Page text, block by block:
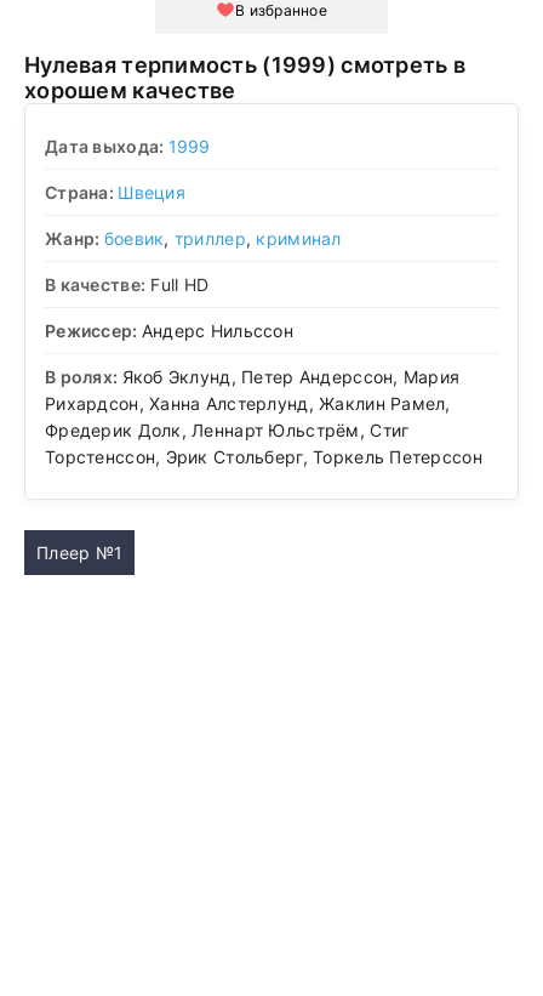
В избранное
Нулевая терпимость (1999) смотреть в
хорошем качестве
Дата выхода: 1999
Страна: Швеция
Жанр: боевик, триллер, криминал
В качестве: Full HD
Режиссер: Андерс Нильссон
В ролях: Якоб Эклунд, Петер Андерссон, Мария
Рихардсон, Ханна Алстерлунд, Жаклин Рамел,
Фредерик Долк, Леннарт Юльстрём, Стиг
Торстенссон, Эрик Стольберг, Торкель Петерссон
Плеер №1